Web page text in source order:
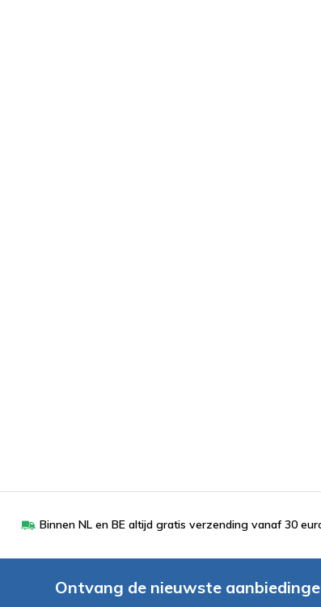
Binnen NL en BE altijd gratis verzending vanaf 30
Ontvang de nieuwste